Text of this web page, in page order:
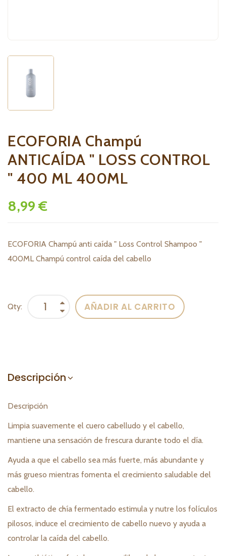
ECOFORIA Champú
ANTICAÍDA " LOSS CONTROL
" 400 ML 400ML
8,99 €
ECOFORIA Champú anti caída " Loss Control Shampoo "
400ML Champú control caída del cabello
Qty: AÑADIR AL CARRITO
Descripción
Descripción
Limpia suavemente el cuero cabelludo y el cabello,
mantiene una sensación de frescura durante todo el día.
Ayuda a que el cabello sea más fuerte, más abundante y
más grueso mientras fomenta el crecimiento saludable del
cabello.
El extracto de chía fermentado estimula y nutre los folículos
pilosos, induce el crecimiento de cabello nuevo y ayuda a
controlar la caída del cabello.